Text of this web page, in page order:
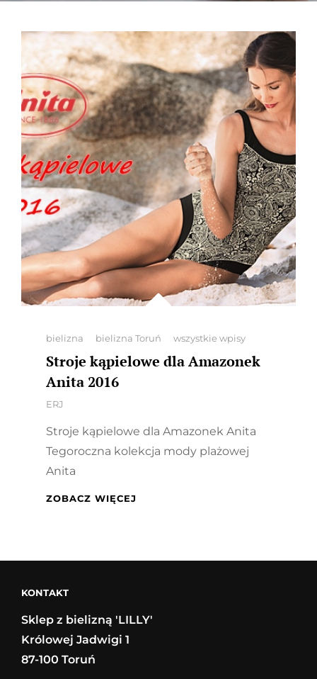
Categories
bielizna bielizna Toruń wszystkie wpisy
Stroje kąpielowe dla Amazonek
Anita 2016
By
ERJ
Stroje kąpielowe dla Amazonek Anita
Tegoroczna kolekcja mody plażowej
Anita
ZOBACZ WIĘCEJ
KONTAKT
Sklep z bielizną 'LILLY'
Królowej Jadwigi 1
87-100 Toruń